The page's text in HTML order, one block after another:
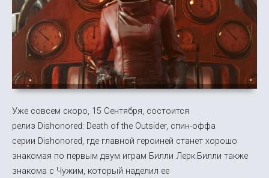
Уже совсем скоро, 15 Сентября, состоится
релиз Dishonored: Death of the Outsider, спин-оффа
серии Dishonored, где главной героиней станет хорошо
знакомая по первым двум играм Билли Лерк.Билли также
знакома с Чужим, который наделил ее